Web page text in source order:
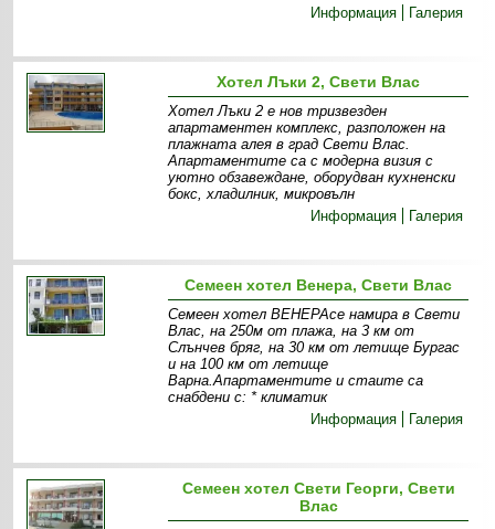
Информация
Галерия
Хотел Лъки 2, Свети Влас
Хотел Лъки 2 е нов тризвезден
апартаментен комплекс, разположен на
плажната алея в град Свети Влас.
Апартаментите са с модерна визия с
уютно обзавеждане, оборудван кухненски
бокс, хладилник, микровълн
Информация
Галерия
Семеен хотел Венера, Свети Влас
Семеен хотел ВЕНЕРАсе намира в Свети
Влас, на 250м от плажа, на 3 км от
Слънчев бряг, на 30 км от летище Бургас
и на 100 км от летище
Варна.Апартаментите и стаите са
снабдени с: * климатик
Информация
Галерия
Семеен хотел Свети Георги, Свети
Влас